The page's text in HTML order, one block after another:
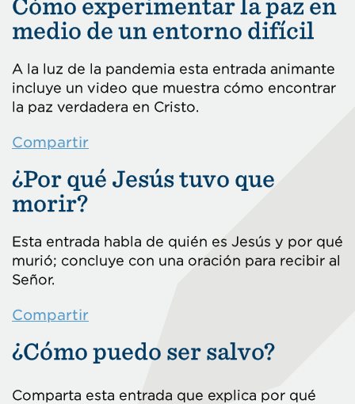
Cómo experimentar la paz en
medio de un entorno difícil
A la luz de la pandemia esta entrada animante
incluye un video que muestra cómo encontrar
la paz verdadera en Cristo.
Compartir
¿Por qué Jesús tuvo que
morir?
Esta entrada habla de quién es Jesús y por qué
murió; concluye con una oración para recibir al
Señor.
Compartir
¿Cómo puedo ser salvo?
Comparta esta entrada que explica por qué